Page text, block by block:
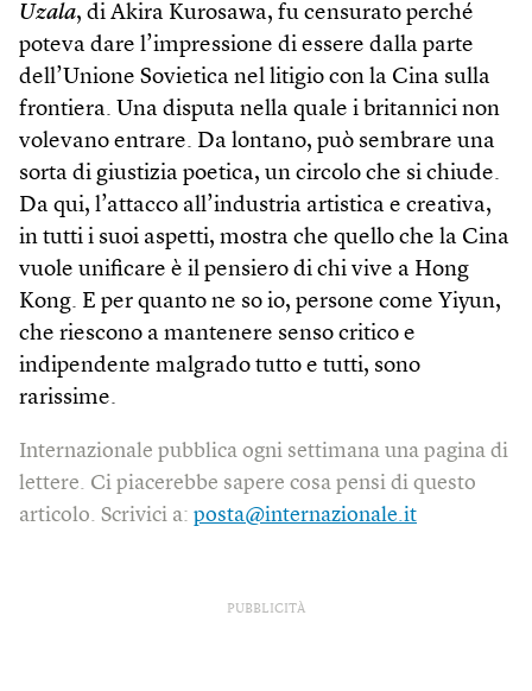
Uzala, di Akira Kurosawa, fu censurato perché
poteva dare l’impressione di essere dalla parte
dell’Unione Sovietica nel litigio con la Cina sulla
frontiera. Una disputa nella quale i britannici non
volevano entrare. Da lontano, può sembrare una
sorta di giustizia poetica, un circolo che si chiude.
Da qui, l’attacco all’industria artistica e creativa,
in tutti i suoi aspetti, mostra che quello che la Cina
vuole unificare è il pensiero di chi vive a Hong
Kong. E per quanto ne so io, persone come Yiyun,
che riescono a mantenere senso critico e
indipendente malgrado tutto e tutti, sono
rarissime.
Internazionale pubblica ogni settimana una pagina di
lettere. Ci piacerebbe sapere cosa pensi di questo
articolo. Scrivici a: posta@internazionale.it
PUBBLICITÀ